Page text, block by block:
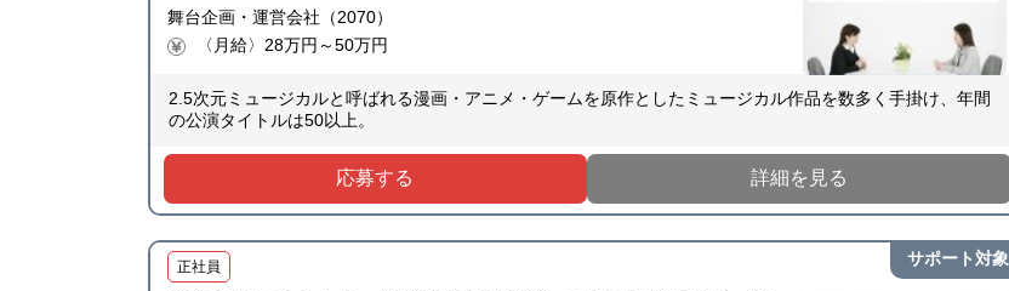
舞台企画・運営会社（2070）
〈月給〉28万円～50万円
2.5次元ミュージカルと呼ばれる漫画・アニメ・ゲームを原作としたミュージカル作品を数多く手掛け、年間
の公演タイトルは50以上。
応募する 詳細を見る
サポート対象
正社員